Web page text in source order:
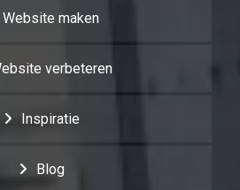
Website maken
verbeteren
Inspiratie
Blog